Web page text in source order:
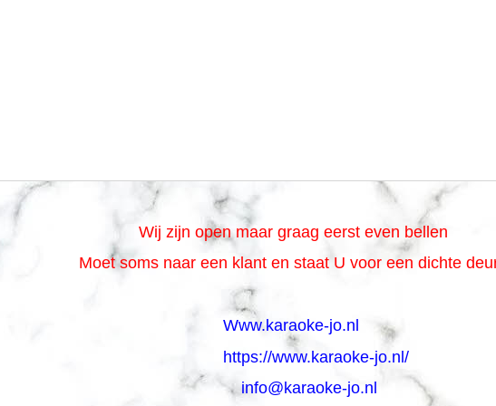
Wij zijn open maar graag eerst even bellen
Moet soms naar een klant en staat U voor een dichte
Www.karaoke-jo.nl
https://www.karaoke-jo.nl/
info@karaoke-jo.nl